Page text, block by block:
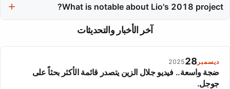
artistic identity and influenced her creative choices throughout
What is notable about Lio's 2018 project?
Lio's 2018 project, 'Lio Canta Caymmi', was her first full album in
Portuguese, featuring covers of Brazilian composer Dorival
آخر الأخبار والتحديثات
ديسمبر 28
2025
ضجة واسعة.. فيديو جلال الزين يتصدر قائمة الأكثر بحثاً على
جوجل.